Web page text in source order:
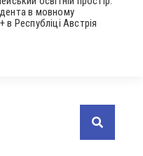
в мовному
в Республіці Австрія